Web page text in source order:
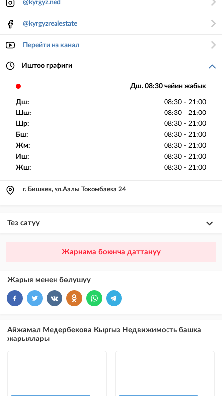
@kyrgyz.ned
@kyrgyzrealestate
Перейти на канал
Иштөө графиги
Дш. 08:30 чейин жабык
Дш:
08:30 - 21:00
Шш:
08:30 - 21:00
Шр:
08:30 - 21:00
Бш:
08:30 - 21:00
Жм:
08:30 - 21:00
Иш:
08:30 - 21:00
Жш:
08:30 - 21:00
г. Бишкек, ул.Аалы Токомбаева 24
Тез сатуу
VIP жарыялардын үстүнө жарыя жайгаштыруу + Instagramдагы акы
бекер жарыялардын үстүнө жарыя жайгаштыруу
бекер жарыялардын үстүнө жарыя жайгаштыруу (VIPтен кийин)
Жарнама боюнча даттануу
Жарыя менен бөлүшүү
Айжамал Медербекова Кыргыз Недвижимость башка
жарыялары